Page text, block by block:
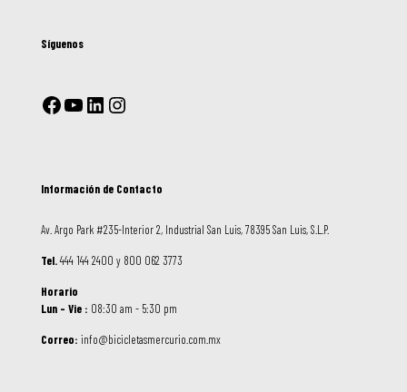
Síguenos
Información de Contacto
Av. Argo Park #235-Interior 2, Industrial San Luis, 78395 San Luis, S.L.P.
Tel.444 144 2400 y 800 062 3773
Horario
Lun – Vie : 08:30 am - 5:30 pm
Correo: info@bicicletasmercurio.com.mx